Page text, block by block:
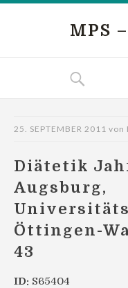
MPS
25. SEPTEMBER 2011 von
Diätetik
Augsburg,
Öttingen-
43
ID: S65404